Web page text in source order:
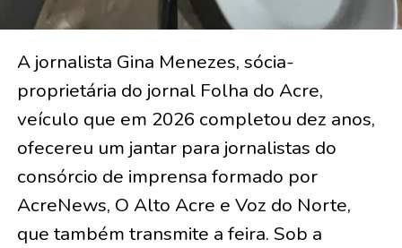
A jornalista Gina Menezes, sócia-
proprietária do jornal Folha do Acre,
veículo que em 2026 completou dez anos,
ofecereu um jantar para jornalistas do
consórcio de imprensa formado por
AcreNews, O Alto Acre e Voz do Norte,
que também transmite a feira. Sob a